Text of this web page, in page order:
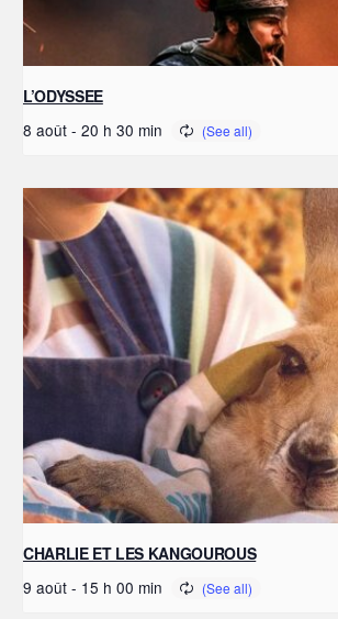
L’ODYSSEE
8 août - 20 h 30 min
CHARLIE ET LES KANGOUROUS
9 août - 15 h 00 min